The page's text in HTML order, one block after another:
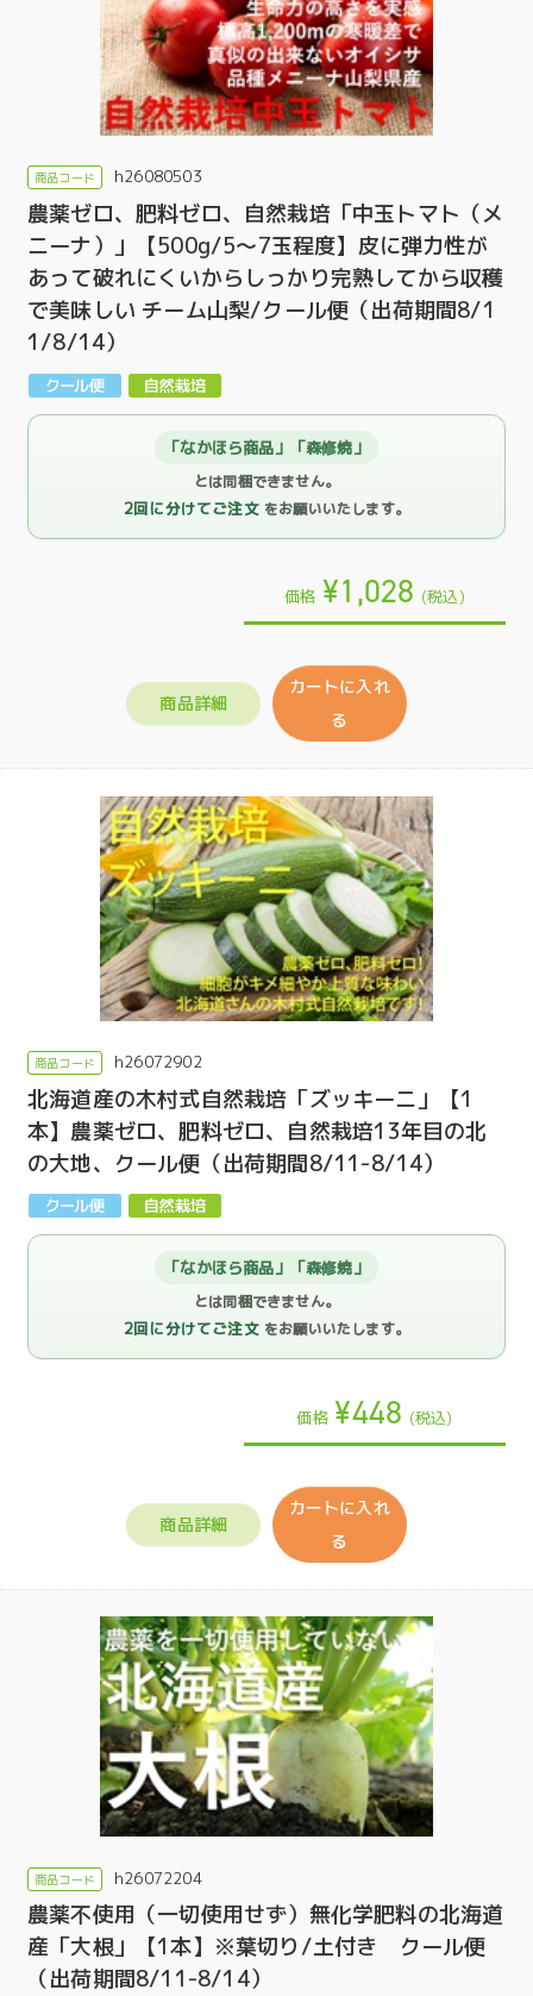
h26080503
農薬ゼロ、肥料ゼロ、自然栽培「中玉トマト（メ
ニーナ）」【500g/5～7玉程度】皮に弾力性が
あって破れにくいからしっかり完熟してから収穫
で美味しい チーム山梨/クール便（出荷期間8/1
1/8/14）
「なかほら商品」「森修焼」
とは同梱できません。
2回に分けてご注文 をお願いいたします。
価格 ¥1,028 (税込)
商品詳細
カートに入れ
る
h26072902
北海道産の木村式自然栽培「ズッキーニ」【1
本】農薬ゼロ、肥料ゼロ、自然栽培13年目の北
の大地、クール便（出荷期間8/11-8/14）
「なかほら商品」「森修焼」
とは同梱できません。
2回に分けてご注文 をお願いいたします。
価格 ¥448 (税込)
商品詳細
カートに入れ
る
h26072204
農薬不使用（一切使用せず）無化学肥料の北海道
産「大根」【1本】※葉切り/土付き クール便
（出荷期間8/11-8/14）